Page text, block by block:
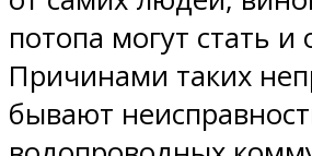
потопа могут стать и
Причинами таких
бывают